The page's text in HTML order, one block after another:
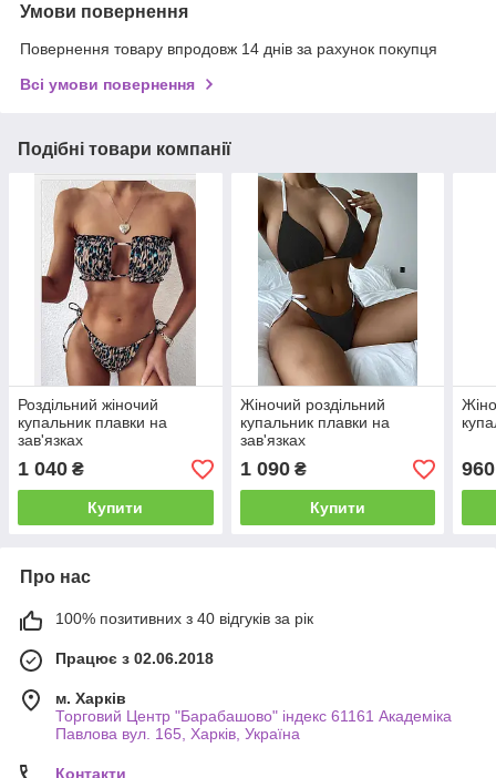
Умови повернення
Повернення товару впродовж 14 днів за рахунок покупця
Всі умови повернення
Подібні товари компанії
Роздільний жіночий
купальник плавки на
зав'язках
1 040 ₴
Купити
Жіночий роздільний
купальник плавки на
зав'язках
1 090₴
Купити
960
Про нас
100% позитивних з 40 відгуків за рік
Працює з 02.06.2018
м. Харків
Торговий Центр "Барабашово" індекс 61161 Академіка
Павлова вул. 165, Харків, Україна
Контакти